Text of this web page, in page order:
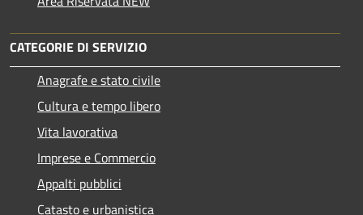
CATEGORIE DI SERVIZIO
Anagrafe e stato civile
Cultura e tempo libero
Vita lavorativa
Imprese e Commercio
Appalti pubblici
Catasto e urbanistica